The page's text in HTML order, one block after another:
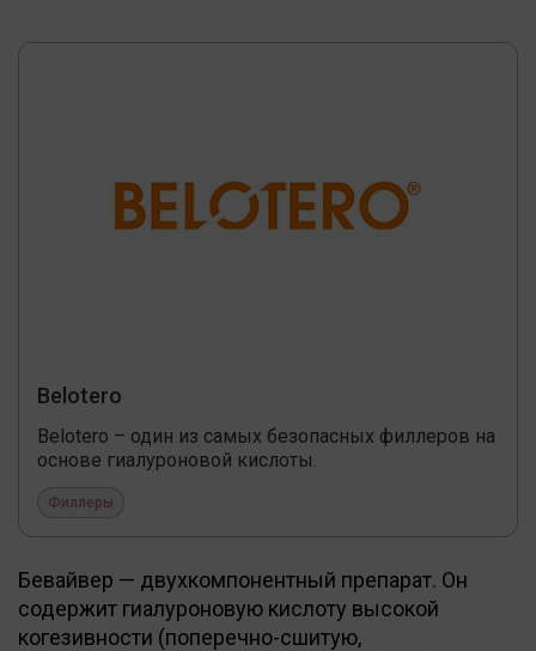
Belotero
Belotero – один из самых безопасных филлеров на
основе гиалуроновой кислоты.
Филлеры
Бевайвер — двухкомпонентный препарат. Он
содержит гиалуроновую кислоту высокой
когезивности (поперечно-сшитую,